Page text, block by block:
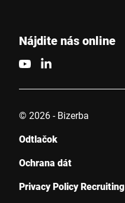
Nájdite nás online
© 2026 - Bizerba
Odtlačok
Ochrana dát
Privacy Policy Recruiting